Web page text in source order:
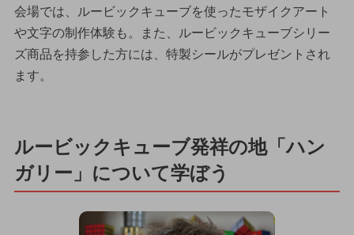
会場では、ルービックキューブを使ったモザイクアート
や文字の制作体験も。また、ルービックキューブシリー
ズ商品を持参した方には、特製シールがプレゼントされ
ます。
ルービックキューブ発祥の地「ハン
ガリー」について学ぼう